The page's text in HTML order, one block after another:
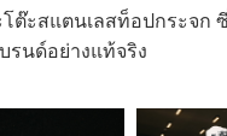
ต๊ะสแตนเลสท็อปกระจก
นด์อย่างแท้จริง